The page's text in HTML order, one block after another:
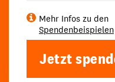
Mehr Infos zu den
Spendenbeispielen
Jetzt